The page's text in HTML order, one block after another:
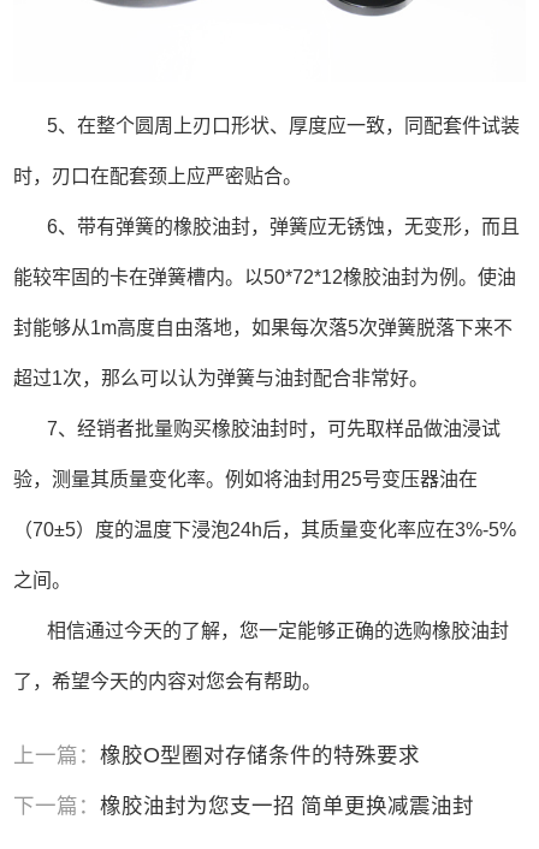
5、在整个圆周上刃口形状、厚度应一致，同配套件试装
时，刃口在配套颈上应严密贴合。
6、带有弹簧的橡胶油封，弹簧应无锈蚀，无变形，而且
能较牢固的卡在弹簧槽内。以50*72*12橡胶油封为例。使油
封能够从1m高度自由落地，如果每次落5次弹簧脱落下来不
超过1次，那么可以认为弹簧与油封配合非常好。
7、经销者批量购买橡胶油封时，可先取样品做油浸试
验，测量其质量变化率。例如将油封用25号变压器油在
（70±5）度的温度下浸泡24h后，其质量变化率应在3%-5%
之间。
相信通过今天的了解，您一定能够正确的选购橡胶油封
了，希望今天的内容对您会有帮助。
上一篇：橡胶O型圈对存储条件的特殊要求
下一篇：橡胶油封为您支一招 简单更换减震油封